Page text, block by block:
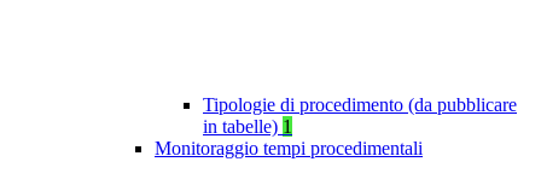
Tipologie di procedimento (da pubblicare
in tabelle) 1
Monitoraggio tempi procedimentali